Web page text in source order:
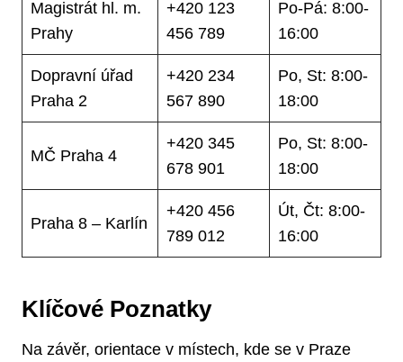
Magistrát hl. m.
Prahy
+420 123
456 789
Po-Pá: 8:00-
16:00
Dopravní úřad
Praha 2
+420 234
567 890
Po, St: 8:00-
18:00
MČ Praha 4
+420 345
678 901
Po, St: 8:00-
18:00
Praha 8 – Karlín
+420 456
789 012
Út, Čt: 8:00-
16:00
Klíčové Poznatky
Na závěr, orientace v místech, kde se v Praze